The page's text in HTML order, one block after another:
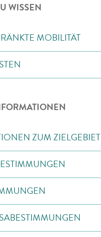
WISSEN
MOBILITÄT
ZUM ZIELGEBIET